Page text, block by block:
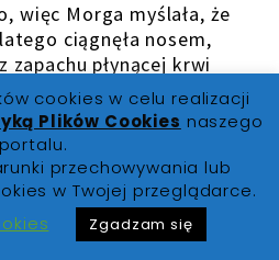
więc Morga myślała, że
ciągnęła nosem,
zapachu płynącej krwi
się, że Zadir rzuci w nią
się, że miał
Gdy zorientowała się, że
a krew, którą tak blisko
cookies w celu realizacji
Plików Cookies naszego
portalu.
przechowywania lub
w Twojej przeglądarce.
Zgadzam się